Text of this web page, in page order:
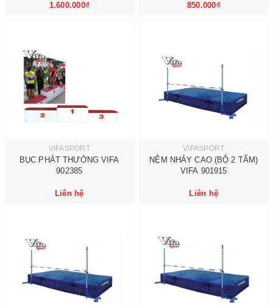
1.600.000₫ 850.000₫
VIFASPORT
BỤC PHÁT THƯỞNG VIFA
902385
Liên hệ
VIFASPORT
NỆM NHẢY CAO (BỘ 2 TẤM)
VIFA 901915
Liên hệ